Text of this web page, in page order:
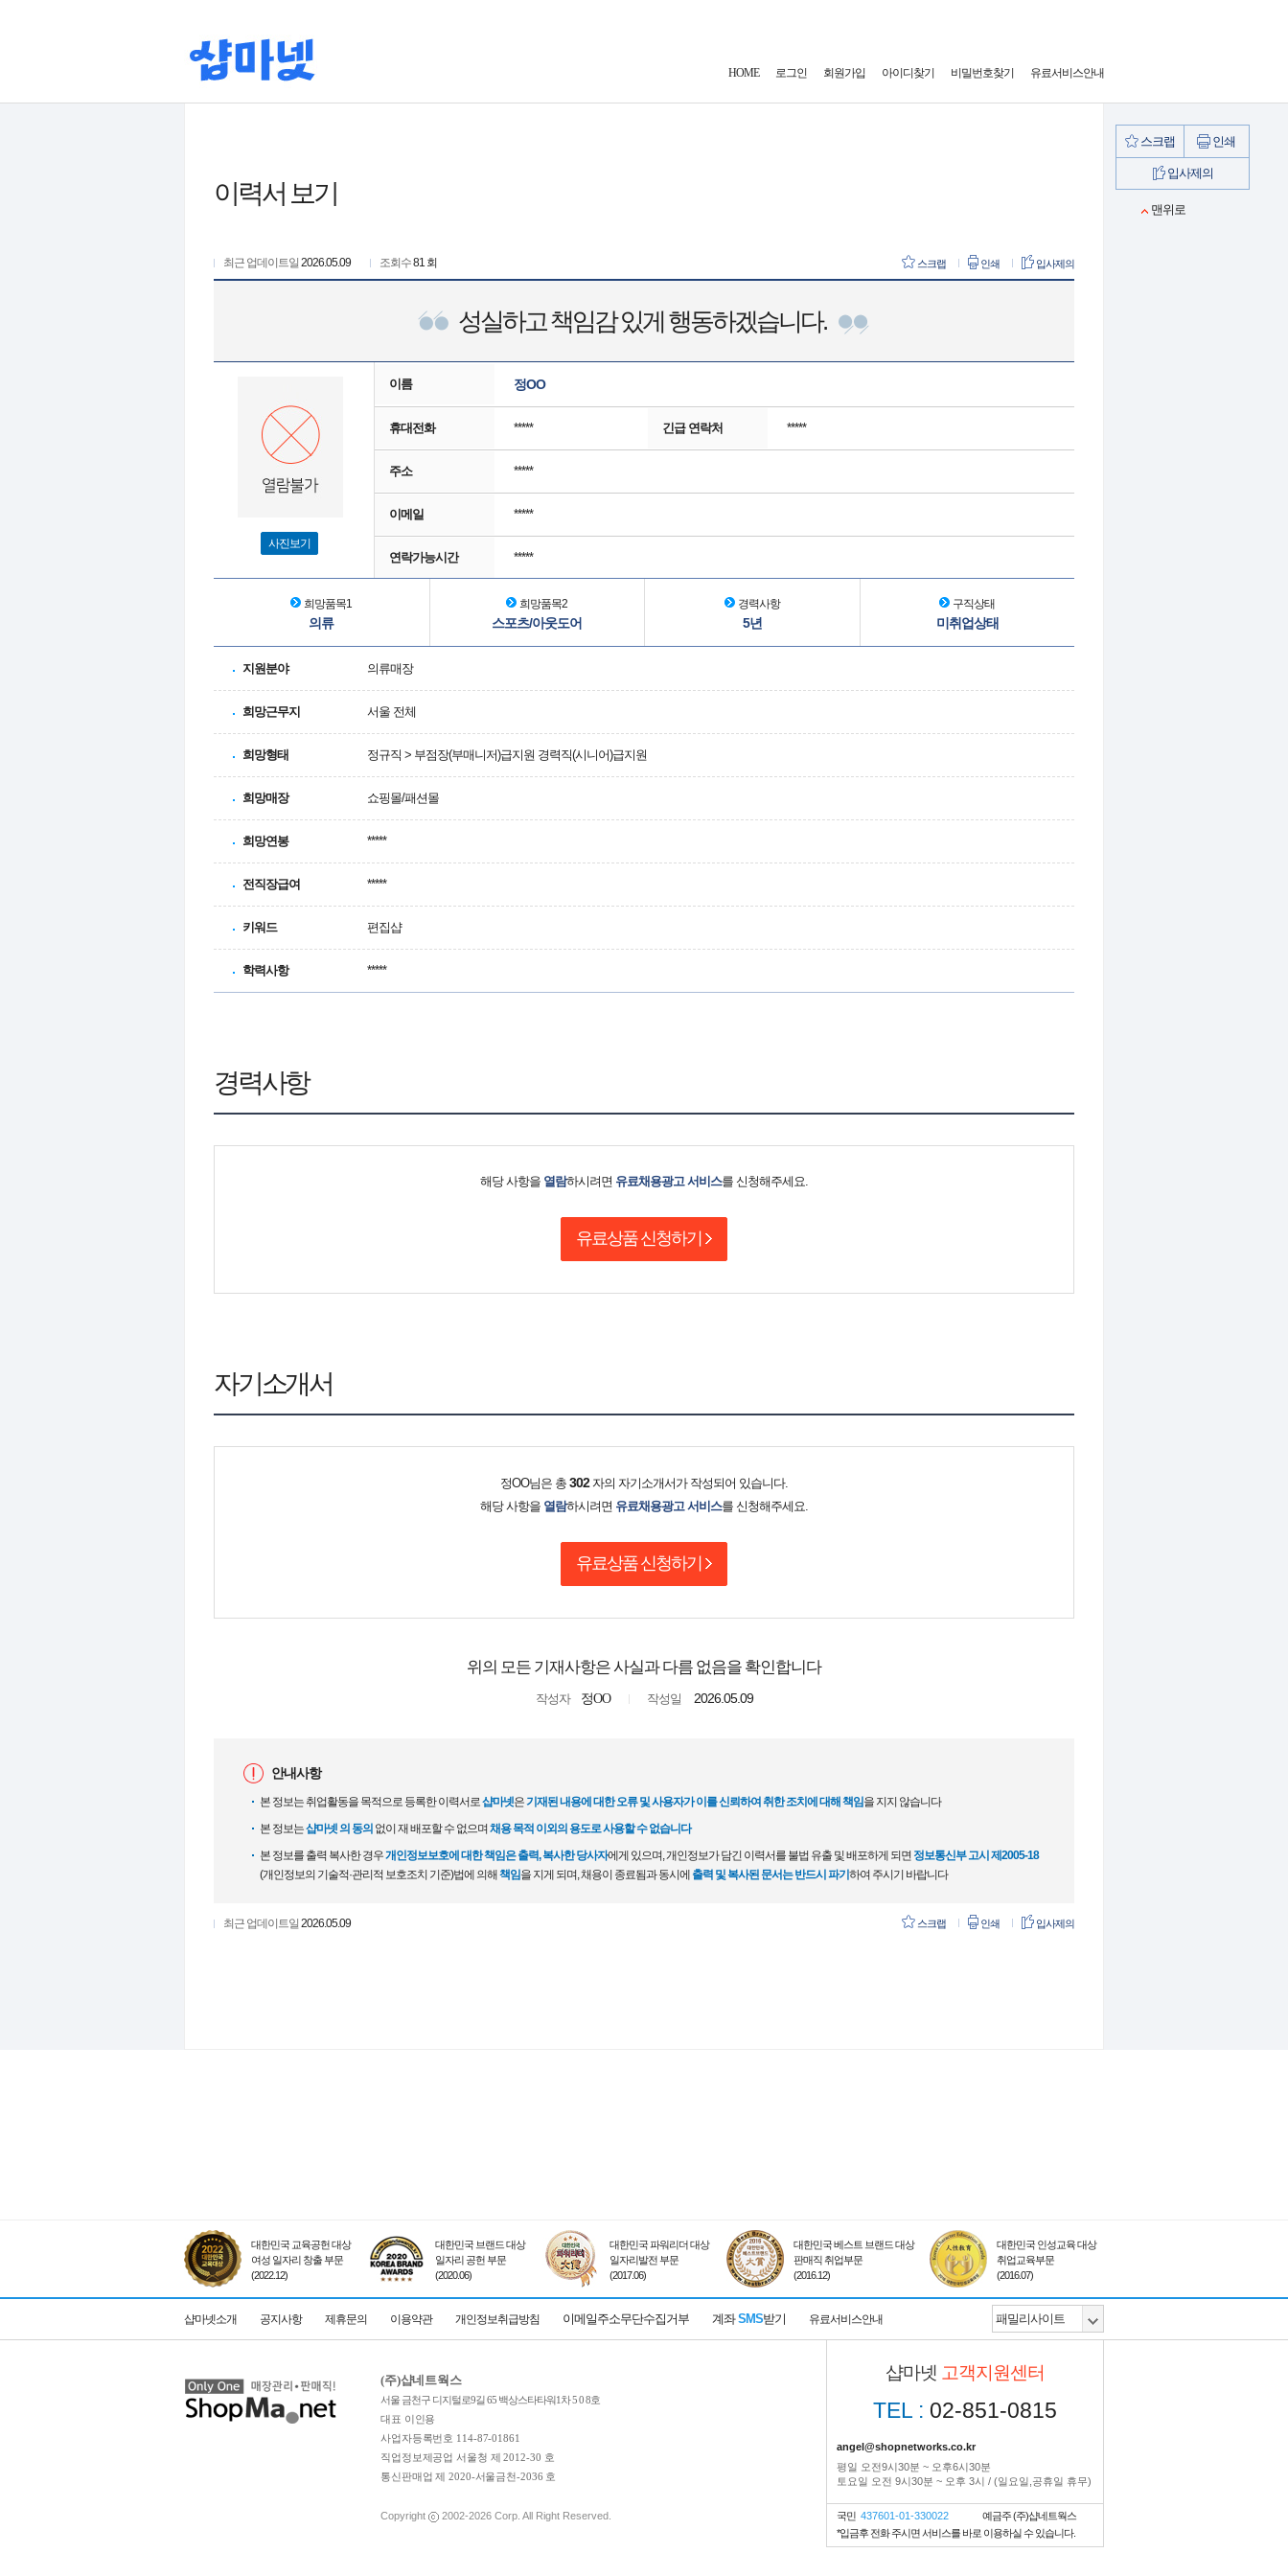
HOME 로그인 회원가입 아이디찾기 비밀번호찾기 유료서비스안내
이력서 보기
최근 업데이트일 2026.05.09 조회수81 회 스크랩 인쇄 입사제의
성실하고 책임감 있게 행동하겠습니다.
사진보기
이름 정OO
휴대전화 ***** 긴급 연락처 *****
주소 *****
이메일 *****
연락가능시간 *****
희망품목1
의류
희망품목2
스포츠/아웃도어
경력사항
5년
구직상태
미취업상태
지원분야 의류매장
희망근무지 서울 전체
희망형태 정규직 > 부점장(부매니저)급지원 경력직(시니어)급지원
희망매장 쇼핑몰/패션몰
희망연봉 *****
전직장급여 *****
키워드 편집샵
학력사항 *****
경력사항
해당 사항을 열람하시려면 유료채용광고 서비스를 신청해주세요.
유료상품 신청하기
자기소개서
정OO님은 총 302자의 자기소개서가 작성되어 있습니다.
해당 사항을 열람하시려면 유료채용광고 서비스를 신청해주세요.
유료상품 신청하기
위의 모든 기재사항은 사실과 다름 없음을 확인합니다
작성자 정OO 작성일 2026.05.09
안내사항
본 정보는 취업활동을 목적으로 등록한 이력서로 샵마넷은기재된 내용에 대한 오류 및 사용자가 이를 신뢰하여 취한 조치에 대해 책임을 지지 않습니다
본 정보는샵마넷 의 동의 없이 재 배포할 수 없으며채용 목적 이외의 용도로 사용할 수 없습니다
본 정보를 출력 복사한 경우개인정보보호에 대한 책임은 출력, 복사한 당사자에게 있으며, 개인정보가 담긴 이력서를 불법 유출 및 배포하게 되면 정보통신부 고시 제2005-18
(개인정보의 기술적·관리적 보호조치 기준)법에 의해책임을 지게 되며, 채용이 종료됨과 동시에 출력 및 복사된 문서는 반드시 파기하여 주시기 바랍니다
최근 업데이트일 2026.05.09 스크랩 인쇄 입사제의
스크랩 인쇄
입사제의
맨위로
대한민국 교육공헌 대상
여성 일자리 창출 부문
(2022.12)
대한민국 브랜드 대상
일자리 공헌 부문
(2020.06)
대한민국 파워리더 대상
일자리발전 부문
(2017.06)
대한민국 베스트 브랜드 대상
판매직 취업부문
(2016.12)
대한민국 인성교육 대상
취업교육부문
(2016.07)
샵마넷소개 공지사항 제휴문의 이용약관 개인정보취급방침 이메일주소무단수집거부 계좌SMS받기 유료서비스안내
(주)샵네트웍스
서울 금천구 디지털로9길 65 백상스타타워1차 5 0 8호
대표 이인용
사업자등록번호 114-87-01861
직업정보제공업 서울청 제 2012-30 호
통신판매업 제 2020-서울금천-2036 호
Copyright 2002-2026 Corp. All Right Reserved.
샵마넷 고객지원센터
TEL : 02-851-0815
angel@shopnetworks.co.kr
평일 오전9시30분 ~ 오후6시30분
토요일 오전 9시30분 ~ 오후 3시 / (일요일,공휴일 휴무)
국민 437601-01-330022
예금주 (주)샵네트웍스
*입금후 전화 주시면 서비스를 바로 이용하실 수 있습니다.